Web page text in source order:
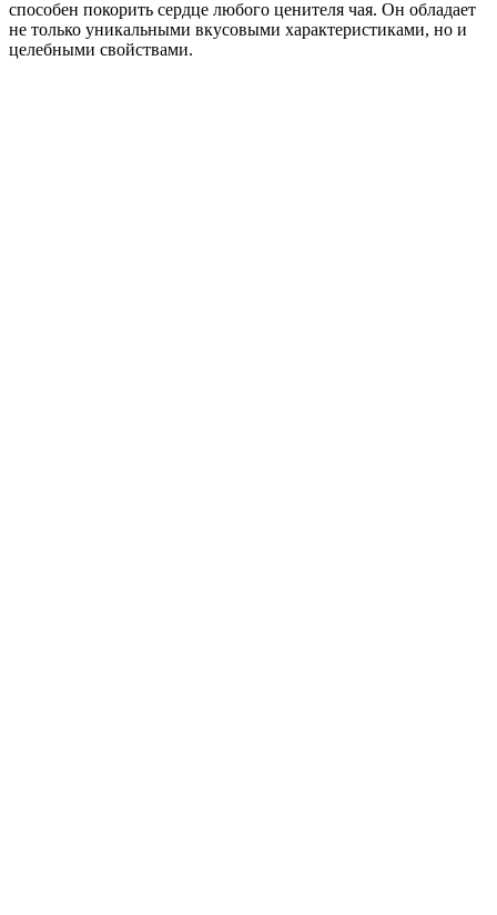
способен покорить сердце любого ценителя чая. Он обладает
не только уникальными вкусовыми характеристиками, но и
целебными свойствами.